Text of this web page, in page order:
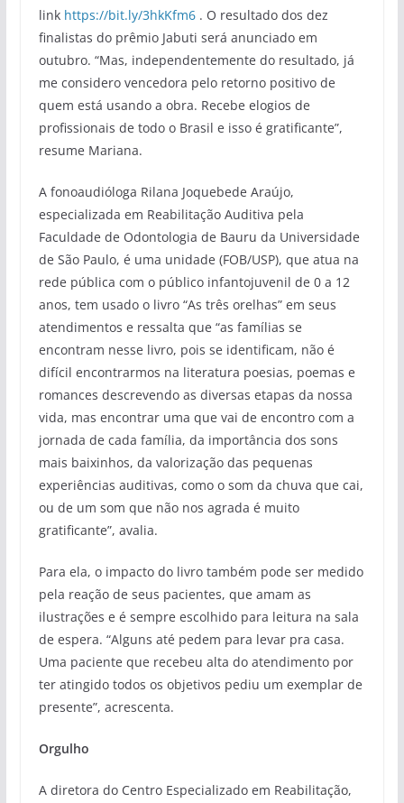
link https://bit.ly/3hkKfm6. O resultado dos dez
finalistas do prêmio Jabuti será anunciado em
outubro. “Mas, independentemente do resultado, já
me considero vencedora pelo retorno positivo de
quem está usando a obra. Recebe elogios de
profissionais de todo o Brasil e isso é gratificante”,
resume Mariana.
A fonoaudióloga Rilana Joquebede Araújo,
especializada em Reabilitação Auditiva pela
Faculdade de Odontologia de Bauru da Universidade
de São Paulo, é uma unidade (FOB/USP), que atua na
rede pública com o público infantojuvenil de 0 a 12
anos, tem usado o livro “As três orelhas” em seus
atendimentos e ressalta que “as famílias se
encontram nesse livro, pois se identificam, não é
difícil encontrarmos na literatura poesias, poemas e
romances descrevendo as diversas etapas da nossa
vida, mas encontrar uma que vai de encontro com a
jornada de cada família, da importância dos sons
mais baixinhos, da valorização das pequenas
experiências auditivas, como o som da chuva que cai,
ou de um som que não nos agrada é muito
gratificante”, avalia.
Para ela, o impacto do livro também pode ser medido
pela reação de seus pacientes, que amam as
ilustrações e é sempre escolhido para leitura na sala
de espera. “Alguns até pedem para levar pra casa.
Uma paciente que recebeu alta do atendimento por
ter atingido todos os objetivos pediu um exemplar de
presente”, acrescenta.
Orgulho
A diretora do Centro Especializado em Reabilitação,